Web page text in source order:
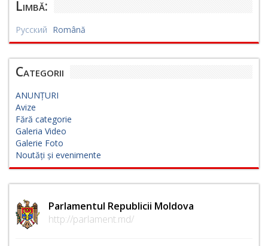
Limbă:
Русский Română
Categorii
ANUNȚURI
Avize
Fără categorie
Galeria Video
Galerie Foto
Noutăți și evenimente
Parlamentul Republicii Moldova
http://parlament.md/